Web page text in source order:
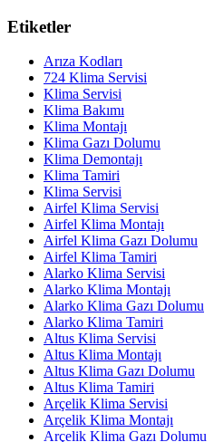
Etiketler
Arıza Kodları
724 Klima Servisi
Klima Servisi
Klima Bakımı
Klima Montajı
Klima Gazı Dolumu
Klima Demontajı
Klima Tamiri
Klima Servisi
Airfel Klima Servisi
Airfel Klima Montajı
Airfel Klima Gazı Dolumu
Airfel Klima Tamiri
Alarko Klima Servisi
Alarko Klima Montajı
Alarko Klima Gazı Dolumu
Alarko Klima Tamiri
Altus Klima Servisi
Altus Klima Montajı
Altus Klima Gazı Dolumu
Altus Klima Tamiri
Arçelik Klima Servisi
Arçelik Klima Montajı
Arçelik Klima Gazı Dolumu